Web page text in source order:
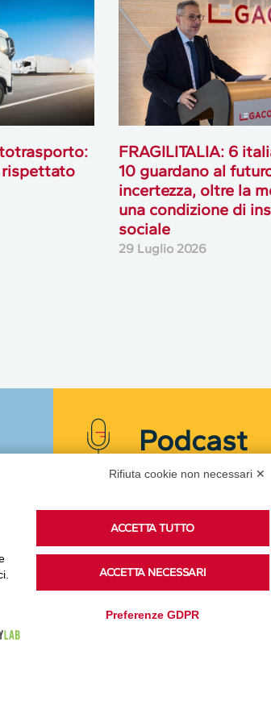
rispettato
FRAGILITALIA: 6
10 guardano al
incertezza, oltre la
una condizione di
sociale
29 Luglio 2026
Podcast
Ascolta i podcast di
su Spreaker.
Rifiuta cookie non necessari ✕
ACCETTA TUTTO
ACCETTA NECESSARI
Preferenze GDPR